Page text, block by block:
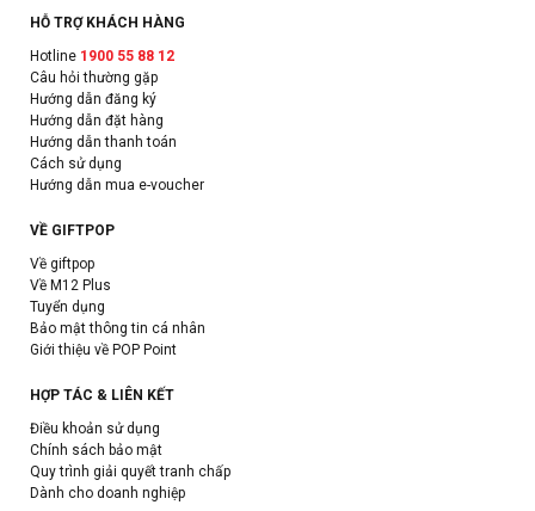
HỖ TRỢ KHÁCH HÀNG
Hotline 1900 55 88 12
Câu hỏi thường gặp
Hướng dẫn đăng ký
Hướng dẫn đặt hàng
Hướng dẫn thanh toán
Cách sử dụng
Hướng dẫn mua e-voucher
VỀ GIFTPOP
Về giftpop
Về M12 Plus
Tuyển dụng
Bảo mật thông tin cá nhân
Giới thiệu về POP Point
HỢP TÁC & LIÊN KẾT
Điều khoản sử dụng
Chính sách bảo mật
Quy trình giải quyết tranh chấp
Dành cho doanh nghiệp